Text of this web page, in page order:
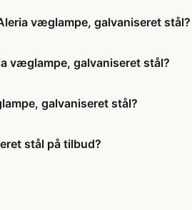
væglampe, galvaniseret stål?
væglampe, galvaniseret stål?
galvaniseret stål?
stål på tilbud?